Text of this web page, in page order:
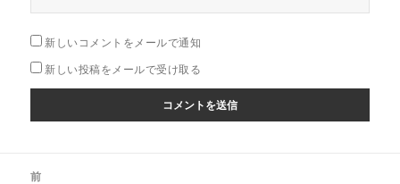
新しいコメントをメールで通知
新しい投稿をメールで受け取る
前